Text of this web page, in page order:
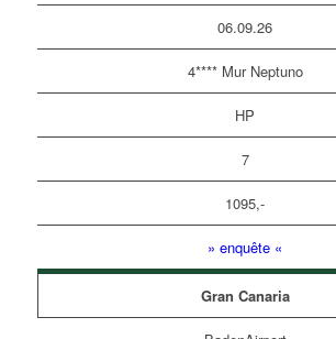
06.09.26
4**** Mur Neptuno
HP
7
1095,-
» enquête «
Gran Canaria